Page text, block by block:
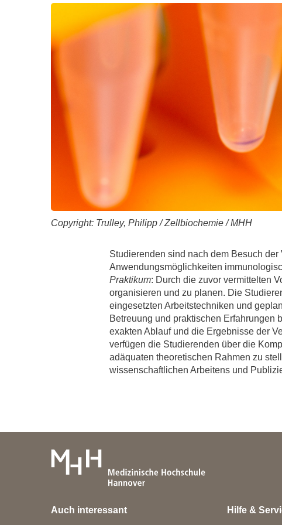
Zentrale Forschungseinrichtung Elektronenmikroskopie
Akademische Karriereentwicklung
Hannover Biomedical Research School (HBRS)
Für Postdoktorand:innen
Für Ärzt:innen
Copyright: Trulley, Philipp / Zellbiochemie / MHH
Studierenden sind nach dem Besuch
Anwendungsmöglichkeiten
Praktikum: Durch die zuvor vermittelten
organisieren und zu planen. Die
eingesetzten Arbeitstechniken und
Betreuung und praktischen Erfahrungen
exakten Ablauf und die Ergebnisse der
verfügen die Studierenden über die
adäquaten theoretischen Rahmen zu
wissenschaftlichen Arbeitens und
Auch interessant Hilfe &